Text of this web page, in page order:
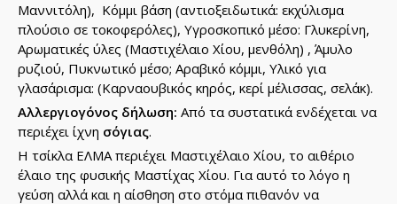
Μαννιτόλη), Κόμμι βάση (αντιοξειδωτικά: εκχύλισμα
πλούσιο σε τοκοφερόλες), Υγροσκοπικό μέσο: Γλυκερίνη,
Αρωματικές ύλες (Μαστιχέλαιο Χίου, μενθόλη) , Άμυλο
ρυζιού, Πυκνωτικό μέσο; Αραβικό κόμμι, Υλικό για
γλασάρισμα: (Καρναουβικός κηρός, κερί μέλισσας, σελάκ).
Αλλεργιογόνος δήλωση: Από τα συστατικά ενδέχεται να
περιέχει ίχνη σόγιας.
Η τσίκλα ΕΛΜΑ περιέχει Μαστιχέλαιο Χίου, το αιθέριο
έλαιο της φυσικής Μαστίχας Χίου. Για αυτό το λόγο η
γεύση αλλά και η αίσθηση στο στόμα πιθανόν να